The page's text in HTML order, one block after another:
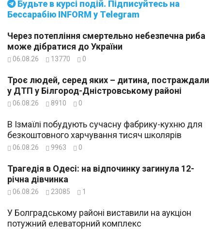
Будьте в курсі подій. Підписуйтесь на
Бессарабію INFORM у Telegram
Через потепління смертельно небезпечна риба
може дібратися до України
06.08.26 13770 0
Троє людей, серед яких – дитина, постраждали
у ДТП у Білгород-Дністровському районі
06.08.26 8910 0
В Ізмаїлі побудують сучасну фабрику-кухню для
безкоштовного харчування тисяч школярів
06.08.26 9963 0
Трагедія в Одесі: на відпочинку загинула 12-
річна дівчинка
06.08.26 23085 1
У Болградському районі виставили на аукціон
потужний елеваторний комплекс